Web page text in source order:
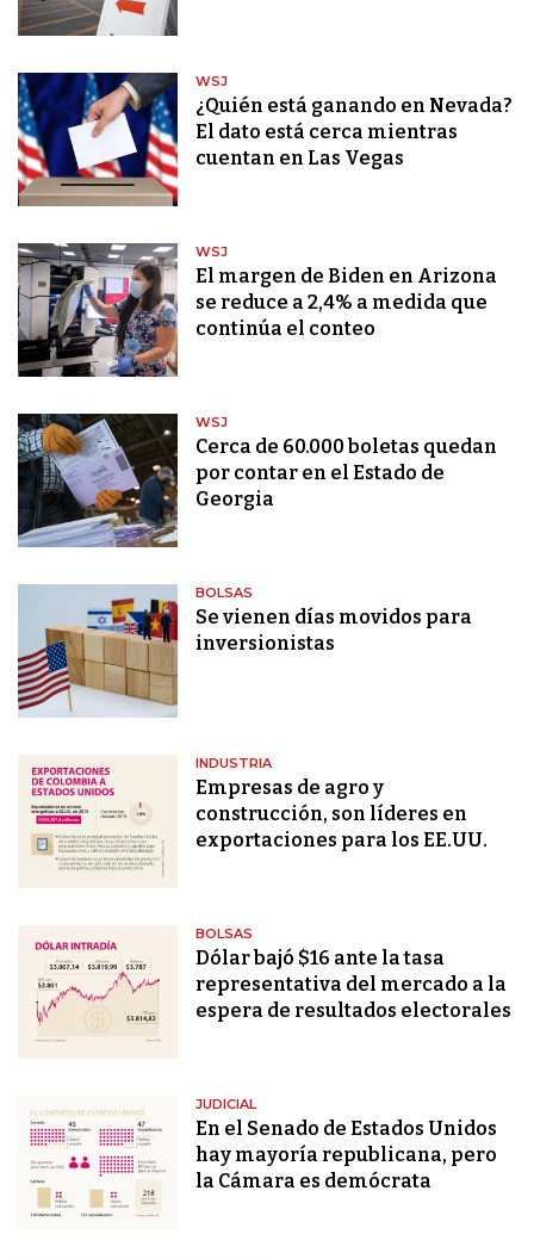
WSJ
¿Quién está ganando en Nevada?
El dato está cerca mientras
cuentan en Las Vegas
WSJ
El margen de Biden en Arizona
se reduce a 2,4% a medida que
continúa el conteo
WSJ
Cerca de 60.000 boletas quedan
por contar en el Estado de
Georgia
BOLSAS
Se vienen días movidos para
inversionistas
INDUSTRIA
Empresas de agro y
construcción, son líderes en
exportaciones para los EE.UU.
BOLSAS
Dólar bajó $16 ante la tasa
representativa del mercado a la
espera de resultados electorales
JUDICIAL
En el Senado de Estados Unidos
hay mayoría republicana, pero
la Cámara es demócrata